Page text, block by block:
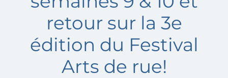
Actualitésretour sur la 3e
édition du Festival
Arts de rue!